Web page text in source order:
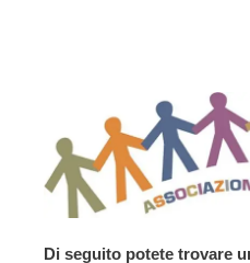
Di seguito potete trovare